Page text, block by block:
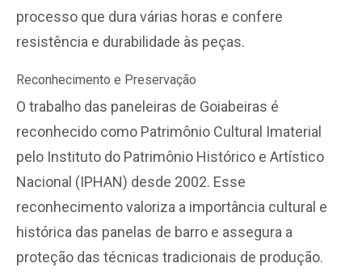
processo que dura várias horas e confere
resistência e durabilidade às peças.
Reconhecimento e Preservação
O trabalho das paneleiras de Goiabeiras é
reconhecido como Patrimônio Cultural Imaterial
pelo Instituto do Patrimônio Histórico e Artístico
Nacional (IPHAN) desde 2002. Esse
reconhecimento valoriza a importância cultural e
histórica das panelas de barro e assegura a
proteção das técnicas tradicionais de produção.